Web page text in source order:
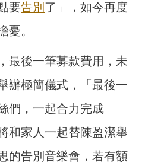
要告別 了」，如今再度
憂。
最後一筆募款費用，未
辦極簡儀式，「最後一
們，一起合力完成
和家人一起替陳盈潔舉
的告別音樂會，若有額